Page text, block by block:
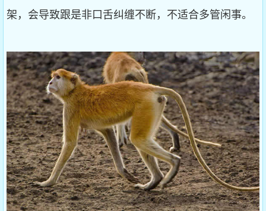
架，会导致跟是非口舌纠缠不断，不适合多管闲事。